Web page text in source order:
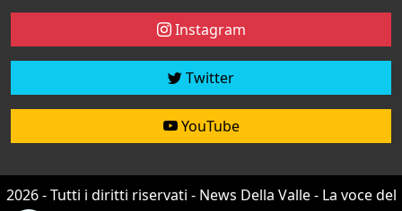
Instagram
Twitter
YouTube
2026 - Tutti i diritti riservati - News Della Valle - La voce del